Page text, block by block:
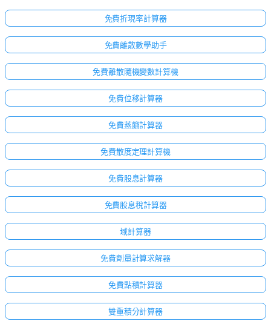
免費折現率計算器
免費離散數學助手
免費離散隨機變數計算機
免費位移計算器
免費蒸餾計算器
免費散度定理計算機
免費股息計算器
免費股息稅計算器
域計算器
免費劑量計算求解器
免費點積計算器
雙重積分計算器